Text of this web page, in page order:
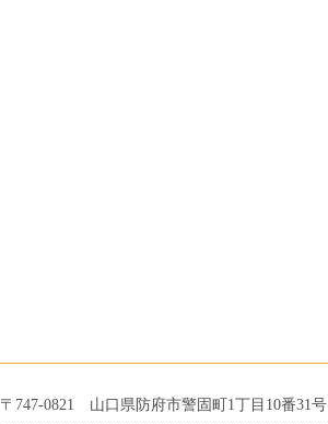
〒747-0821 山口県防府市警固町1丁目10番31号